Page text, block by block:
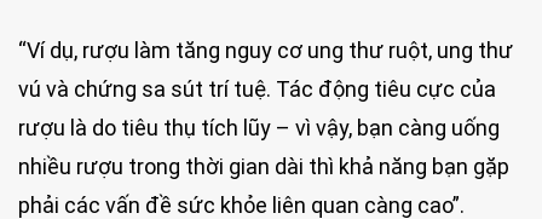
“Ví dụ, rượu làm tăng nguy cơ ung thư ruột, ung thư
vú và chứng sa sút trí tuệ. Tác động tiêu cực của
rượu là do tiêu thụ tích lũy – vì vậy, bạn càng uống
nhiều rượu trong thời gian dài thì khả năng bạn gặp
phải các vấn đề sức khỏe liên quan càng cao”.